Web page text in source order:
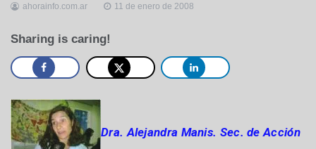
ahorainfo.com.ar 11 de enero de 2008
Sharing is caring!
Dra. Alejandra Manis. Sec. de Acción